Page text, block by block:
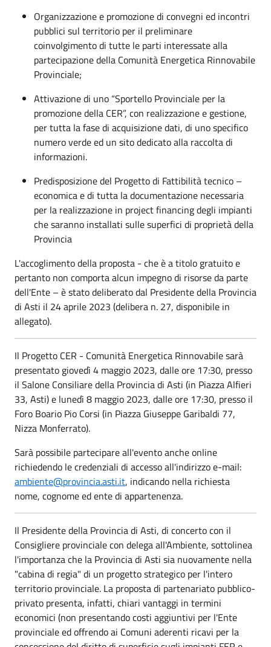
Organizzazione e promozione di convegni ed incontri
pubblici sul territorio per il preliminare
coinvolgimento di tutte le parti interessate alla
partecipazione della Comunità Energetica Rinnovabile
Provinciale;
Attivazione di uno “Sportello Provinciale per la
promozione della CER”, con realizzazione e gestione,
per tutta la fase di acquisizione dati, di uno specifico
numero verde ed un sito dedicato alla raccolta di
informazioni.
Predisposizione del Progetto di Fattibilità tecnico –
economica e di tutta la documentazione necessaria
per la realizzazione in project financing degli impianti
che saranno installati sulle superfici di proprietà della
Provincia
L'accoglimento della proposta - che è a titolo gratuito e
pertanto non comporta alcun impegno di risorse da parte
dell'Ente – è stato deliberato dal Presidente della Provincia
di Asti il 24 aprile 2023 (delibera n. 27, disponibile in
allegato).
Il Progetto CER - Comunità Energetica Rinnovabile sarà
presentato giovedì 4 maggio 2023, dalle ore 17:30, presso
il Salone Consiliare della Provincia di Asti (in Piazza Alfieri
33, Asti) e lunedì 8 maggio 2023, dalle ore 17:30, presso il
Foro Boario Pio Corsi (in Piazza Giuseppe Garibaldi 77,
Nizza Monferrato).
Sarà possibile partecipare all'evento anche online
richiedendo le credenziali di accesso all'indirizzo e-mail:
ambiente@provincia.asti.it, indicando nella richiesta
nome, cognome ed ente di appartenenza.
Il Presidente della Provincia di Asti, di concerto con il
Consigliere provinciale con delega all'Ambiente, sottolinea
l'importanza che la Provincia di Asti sia nuovamente nella
"cabina di regia" di un progetto strategico per l'intero
territorio provinciale. La proposta di partenariato pubblico-
privato presenta, infatti, chiari vantaggi in termini
economici (non presentando costi aggiuntivi per l'Ente
provinciale ed offrendo ai Comuni aderenti ricavi per la